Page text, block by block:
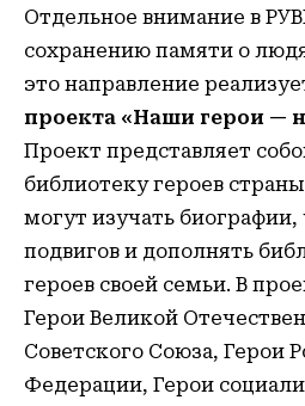
Отдельное внимание в
сохранению памяти о
это направление
проекта «Наши герои —
Проект представляет
библиотеку героев
могут изучать биографии,
подвигов и дополнять
героев своей семьи. В
Герои Великой
Советского Союза, Герои
Федерации, Герои